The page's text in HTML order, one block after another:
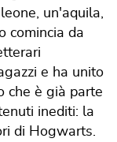
un'aquila,
comincia da
e ha unito
che è già parte
inediti: la
di Hogwarts.